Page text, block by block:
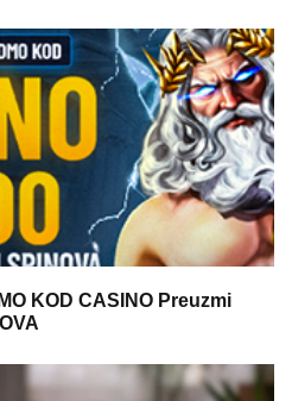
KOD CASINO Preuzmi